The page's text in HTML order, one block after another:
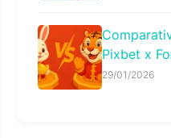
Pixbet x
29/01/2026